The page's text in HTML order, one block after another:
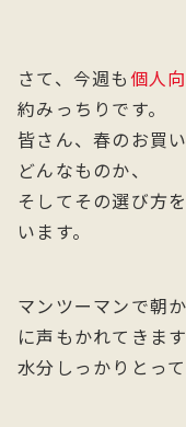
さて、今週も 個人
約みっちりです。
皆さん、春のお買
どんなものか、
そしてその選び方
います。
マンツーマンで朝
に声もかれてきま
水分しっかりとっ